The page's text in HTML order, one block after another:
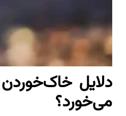
دلایل
می‌خورد؟